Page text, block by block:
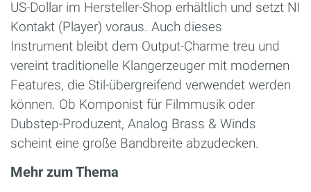
US-Dollar im Hersteller-Shop erhältlich und setzt NI
Kontakt (Player) voraus. Auch dieses
Instrument bleibt dem Output-Charme treu und
vereint traditionelle Klangerzeuger mit modernen
Features, die Stil-übergreifend verwendet werden
können. Ob Komponist für Filmmusik oder
Dubstep-Produzent, Analog Brass & Winds
scheint eine große Bandbreite abzudecken.
Mehr zum Thema